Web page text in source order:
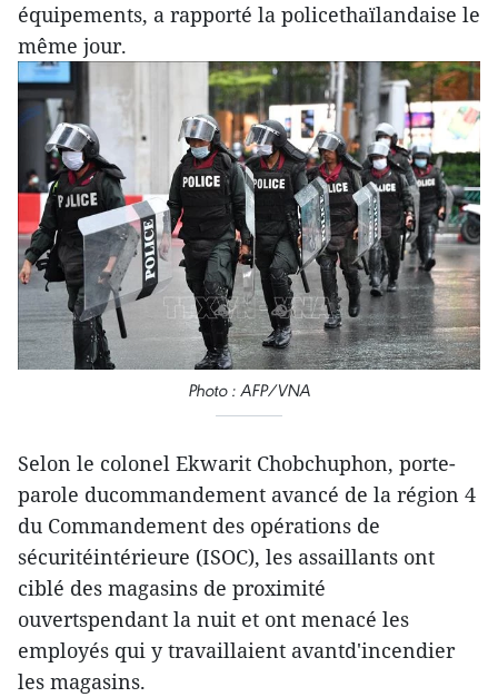
équipements, a rapporté la policethaïlandaise le
même jour.
Photo : AFP/VNA
Selon le colonel Ekwarit Chobchuphon, porte-
parole ducommandement avancé de la région 4
du Commandement des opérations de
sécuritéintérieure (ISOC), les assaillants ont
ciblé des magasins de proximité
ouvertspendant la nuit et ont menacé les
employés qui y travaillaient avantd'incendier
les magasins.